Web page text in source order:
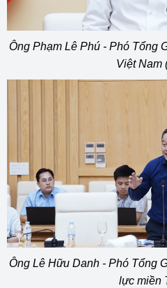
Ông Phạm Lê Phú - Phó Tổng
Việt Nam
Ông Lê Hữu Danh - Phó Tổng
lực miền